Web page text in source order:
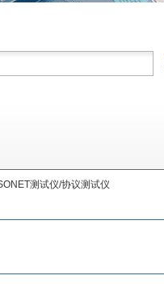
测试仪/协议测试仪